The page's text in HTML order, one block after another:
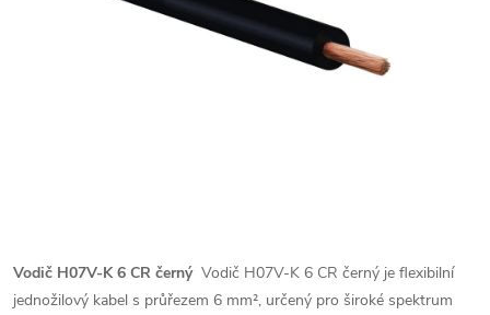
Vodič H07V-K 6 CR černý Vodič H07V-K 6 CR černý je flexibilní
jednožilový kabel s průřezem 6 mm², určený pro široké spektrum